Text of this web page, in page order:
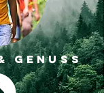
GENUSS